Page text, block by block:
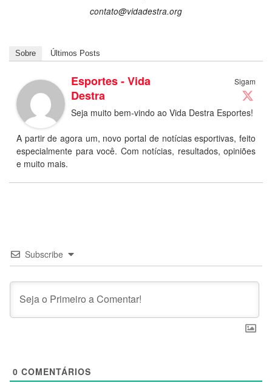
contato@vidadestra.org
Sobre Últimos Posts
Sigam
Esportes - Vida
Destra
Seja muito bem-vindo ao Vida Destra Esportes!
A partir de agora um, novo portal de notícias esportivas, feito
especialmente para você. Com notícias, resultados, opiniões
e muito mais.
Subscribe
0 COMENTÁRIOS